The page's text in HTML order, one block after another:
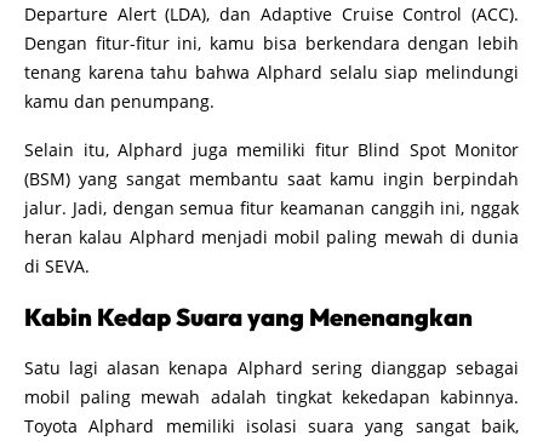
Departure Alert (LDA), dan Adaptive Cruise Control (ACC).
Dengan fitur-fitur ini, kamu bisa berkendara dengan lebih
tenang karena tahu bahwa Alphard selalu siap melindungi
kamu dan penumpang.
Selain itu, Alphard juga memiliki fitur Blind Spot Monitor
(BSM) yang sangat membantu saat kamu ingin berpindah
jalur. Jadi, dengan semua fitur keamanan canggih ini, nggak
heran kalau Alphard menjadi mobil paling mewah di dunia
di SEVA.
Kabin Kedap Suara yang Menenangkan
Satu lagi alasan kenapa Alphard sering dianggap sebagai
mobil paling mewah adalah tingkat kekedapan kabinnya.
Toyota Alphard memiliki isolasi suara yang sangat baik,